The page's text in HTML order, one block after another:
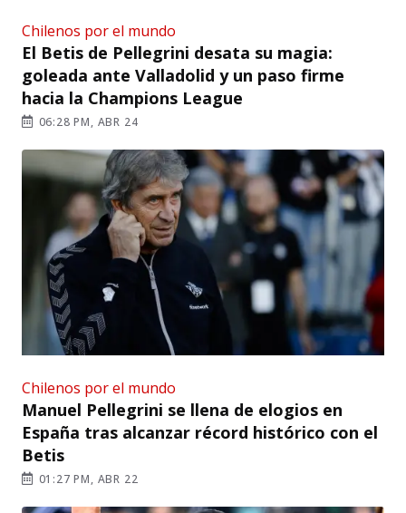
Chilenos por el mundo
El Betis de Pellegrini desata su magia:
goleada ante Valladolid y un paso firme
hacia la Champions League
06:28 PM, ABR 24
Chilenos por el mundo
Manuel Pellegrini se llena de elogios en
España tras alcanzar récord histórico con el
Betis
01:27 PM, ABR 22